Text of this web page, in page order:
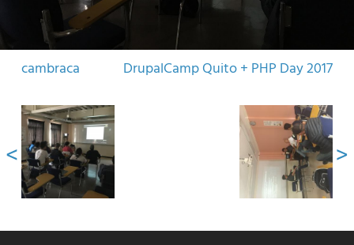
cambraca DrupalCamp Quito + PHP Day 2017